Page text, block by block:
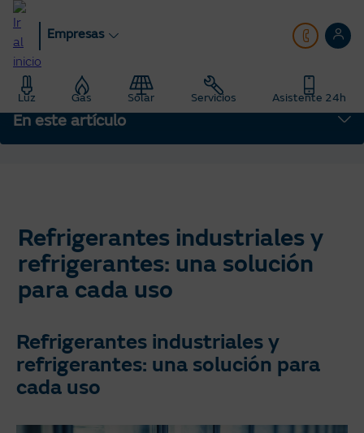
Pasar
contenido
principal
Empresas
Luz Gas Solar Servicios Asistente 24h
Empresas
blog
Saber Más: Te enseñamos todo sobre energía
Refrigerantes industriales y refrigerantes: una solución para cada
Refrigerantes industriales y
refrigerantes: una solución
para cada uso
En este artículo
Refrigerantes industriales y
refrigerantes: una solución para
cada uso